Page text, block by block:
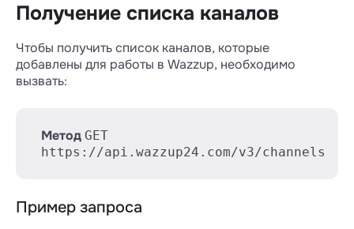
Получение списка каналов
Чтобы получить список каналов, которые
добавлены для работы в Wazzup, необходимо
вызвать:
Метод GET
https://api.wazzup24.com/v3/channels
Пример запроса